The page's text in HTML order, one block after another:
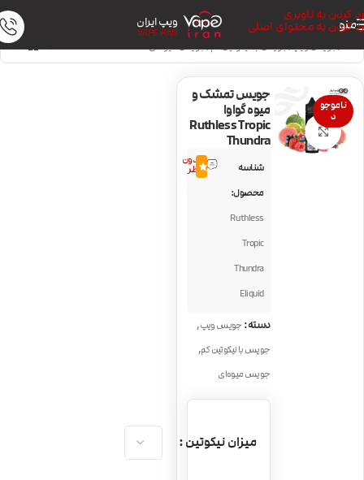
رد کردن به ناوبری
رد کردن به محتوای اصلی
منو ویپ ایران
VAPE IRAN
خانه/جویس ویپ/جویس با نیکوتین کم/جویس میوه‌ای
ناموجو
د
بزرگنمایی تصویر
جویس تمشک و
میوه گواوا
Ruthless Tropic
Thundra
شناسه
محصول:
Ruthless
Tropic
Thundra
Eliquid
بدون
نظر0.0
دسته: جویس ویپ,
جویس با نیکوتین کم,
جویس میوه‌ای
میزان نیکوتین